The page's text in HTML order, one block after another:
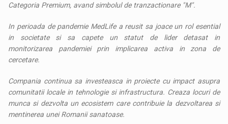
Categoria Premium, avand simbolul de tranzactionare ″M″.
In perioada de pandemie MedLife a reusit sa joace un rol esential
in societate si sa capete un statut de lider detasat in
monitorizarea pandemiei prin implicarea activa in zona de
cercetare.
Compania continua sa investeasca in proiecte cu impact asupra
comunitatii locale in tehnologie si infrastructura. Creaza locuri de
munca si dezvolta un ecosistem care contribuie la dezvoltarea si
mentinerea unei Romanii sanatoase.